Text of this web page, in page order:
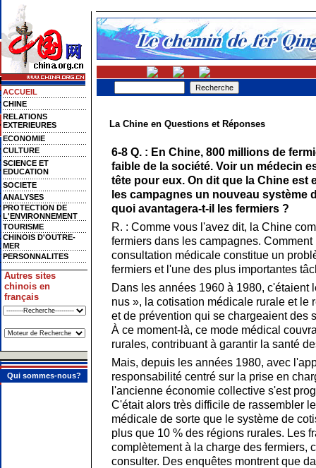
ACCUEIL
CHINE
RELATIONS
EXTERIEURES
ECONOMIE
CULTURE
SCIENCE ET
EDUCATION
SOCIETE
ANALYSES
PROTECTION DE
L'ENVIRONNEMENT
TOURISME
CHINOIS D'OUTRE-
MER
PERSONNALITES
Autres sites
chinois en
français
Qui sommes-nous?
La Chine en Questions et Réponses
6-8 Q. : En Chine, 800 millions de
faible de la société. Voir un médecin
tête pour eux. On dit que la Chine est
les campagnes un nouveau système
quoi avantagera-t-il les fermiers ?
R. : Comme vous l'avez dit, la Chine
fermiers dans les campagnes.
consultation médicale constitue un
fermiers et l'une des plus importantes
Dans les années 1960 à 1980, c'étaient
nus », la cotisation médicale rurale et le
et de prévention qui se chargeaient des
À ce moment-là, ce mode médical
rurales, contribuant à garantir la santé
Mais, depuis les années 1980, avec
responsabilité centré sur la prise en
l'ancienne économie collective s'est
C'était alors très difficile de rassembler
médicale de sorte que le système de
plus que 10 % des régions rurales. Les
complètement à la charge des fermiers,
consulter. Des enquêtes montrent que